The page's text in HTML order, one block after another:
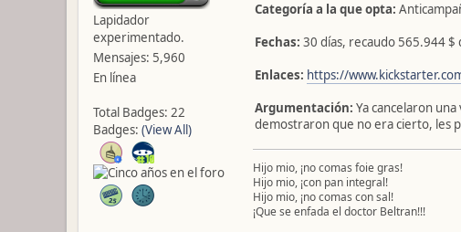
Lapidador
experimentado.
Mensajes: 5,960
En línea
Total Badges: 22
Badges: (View All)
Categoría a la que opta:
Fechas: 30 días, recaudo 565.944 $
Enlaces: https://
Argumentación: Ya cancelaron
demostraron que no era cierto, les
Hijo mio, ¡no comas foie gras!
Hijo mio, ¡con pan integral!
Hijo mio, ¡no comas con sal!
¡Que se enfada el doctor Beltran!!!